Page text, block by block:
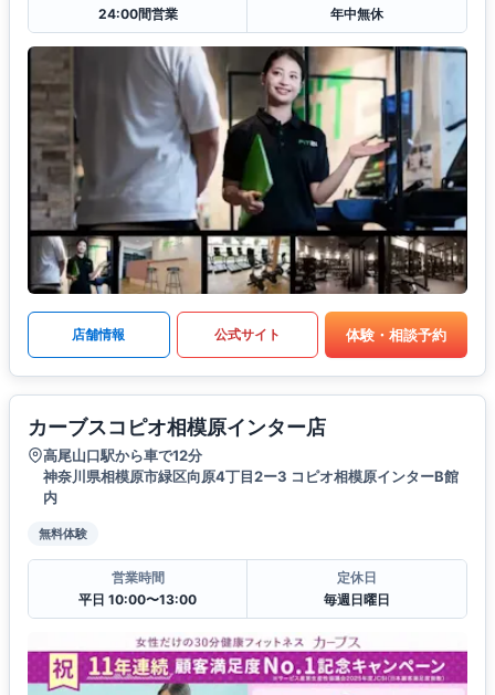
24:00間営業 年中無休
店舗情報 公式サイト 体験・相談予約
カーブスコピオ相模原インター店
高尾山口駅から車で12分
神奈川県相模原市緑区向原4丁目2ー3 コピオ相模原インターB館
内
無料体験
営業時間
平日 10:00〜13:00
定休日
毎週日曜日